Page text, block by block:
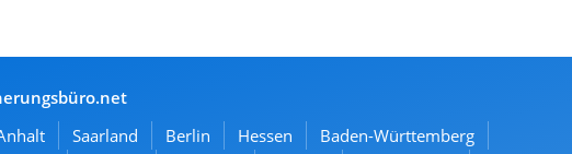
Saarland Berlin Hessen
Baden-Württemberg